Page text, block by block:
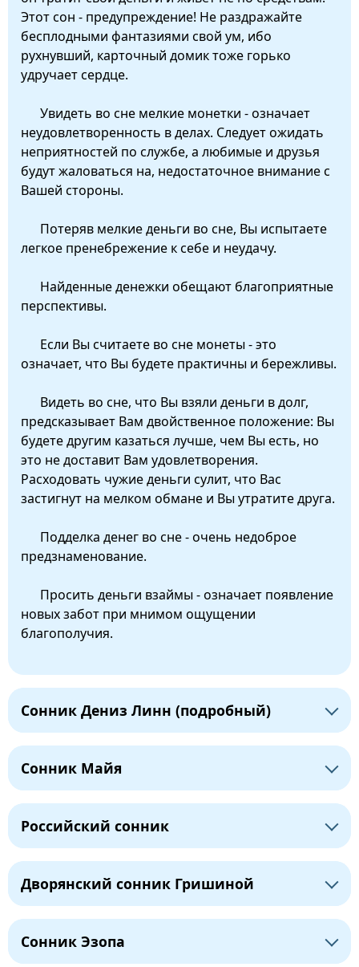
Этот сон - предупреждение! Не раздражайте
бесплодными фантазиями свой ум, ибо
рухнувший, карточный домик тоже горько
удручает сердце.
Увидеть во сне мелкие монетки - означает
неудовлетворенность в делах. Следует ожидать
неприятностей по службе, а любимые и друзья
будут жаловаться на, недостаточное внимание с
Вашей стороны.
Потеряв мелкие деньги во сне, Вы испытаете
легкое пренебрежение к себе и неудачу.
Найденные денежки обещают благоприятные
перспективы.
Если Вы считаете во сне монеты - это
означает, что Вы будете практичны и бережливы.
Видеть во сне, что Вы взяли деньги в долг,
предсказывает Вам двойственное положение: Вы
будете другим казаться лучше, чем Вы есть, но
это не доставит Вам удовлетворения.
Расходовать чужие деньги сулит, что Вас
застигнут на мелком обмане и Вы утратите друга.
Подделка денег во сне - очень недоброе
предзнаменование.
Просить деньги взаймы - означает появление
новых забот при мнимом ощущении
благополучия.
Сонник Дениз Линн (подробный)
Сонник Майя
Российский сонник
Дворянский сонник Гришиной
Сонник Эзопа